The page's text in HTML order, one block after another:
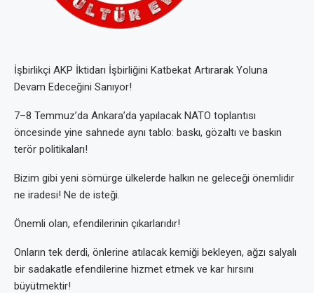
İşbirlikçi AKP İktidarı İşbirliğini Katbekat Artırarak Yoluna
Devam Edeceğini Sanıyor!
7–8 Temmuz’da Ankara’da yapılacak NATO toplantısı
öncesinde yine sahnede aynı tablo: baskı, gözaltı ve baskın
terör politikaları!
Bizim gibi yeni sömürge ülkelerde halkın ne geleceği önemlidir
ne iradesi! Ne de isteği.
Önemli olan, efendilerinin çıkarlarıdır!
Onların tek derdi, önlerine atılacak kemiği bekleyen, ağzı salyalı
bir sadakatle efendilerine hizmet etmek ve kar hırsını
büyütmektir!